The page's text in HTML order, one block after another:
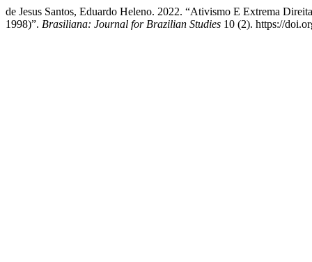
de Jesus Santos, Eduardo Heleno. 2022. “Ativismo E Extrema
1998)”. Brasiliana: Journal for Brazilian Studies 10 (2). https://